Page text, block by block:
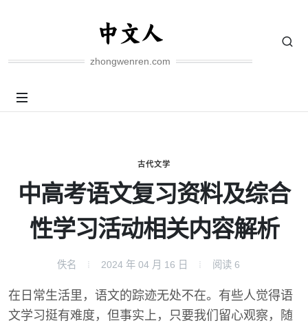
zhongwenren.com
古代文学
中高考语文复习资料及综合
性学习活动相关内容解析
佚名 2024 年 04 月 16 日 阅读 6
在日常生活里，语文的踪迹无处不在。有些人觉得语
文学习挺有难度，但事实上，只要我们留心观察，随